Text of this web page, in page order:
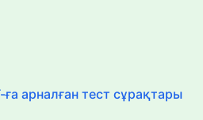
арналған тест сұрақтары